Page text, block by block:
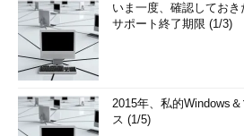
いま一度、確認してお
サポート終了期限 (1/3)
2015年、私的Windows
ス (1/5)